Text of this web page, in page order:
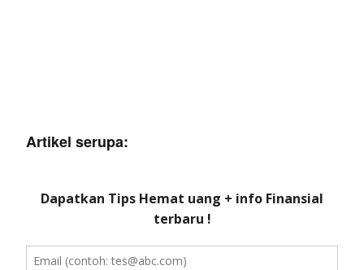
Artikel serupa: